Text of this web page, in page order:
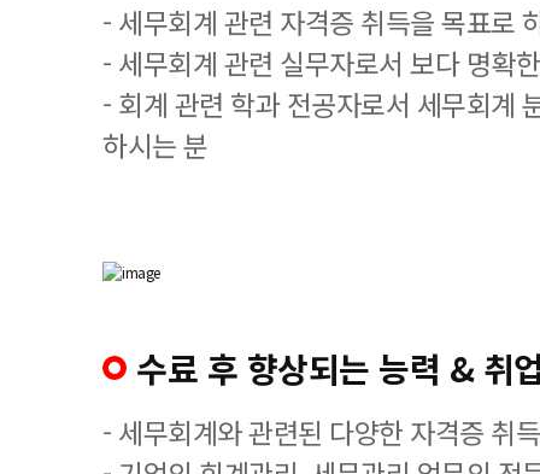
- 세무회계 관련 자격증 취득을 목표로
- 세무회계 관련 실무자로서 보다 명확
- 회계 관련 학과 전공자로서 세무회계
하시는 분
수료 후 향상되는 능력 & 취
- 세무회계와 관련된 다양한 자격증 취